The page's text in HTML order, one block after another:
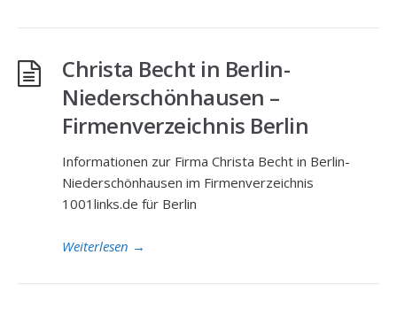
Christa Becht in Berlin-
Niederschönhausen –
Firmenverzeichnis Berlin
Informationen zur Firma Christa Becht in Berlin-
Niederschönhausen im Firmenverzeichnis
1001links.de für Berlin
Weiterlesen →